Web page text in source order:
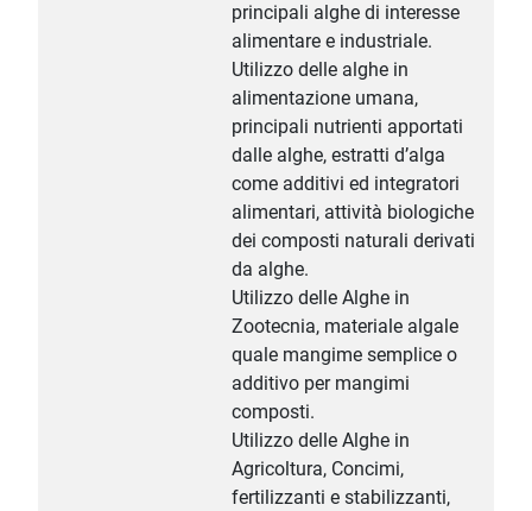
principali alghe di interesse
alimentare e industriale.
Utilizzo delle alghe in
alimentazione umana,
principali nutrienti apportati
dalle alghe, estratti d’alga
come additivi ed integratori
alimentari, attività biologiche
dei composti naturali derivati
da alghe.
Utilizzo delle Alghe in
Zootecnia, materiale algale
quale mangime semplice o
additivo per mangimi
composti.
Utilizzo delle Alghe in
Agricoltura, Concimi,
fertilizzanti e stabilizzanti,